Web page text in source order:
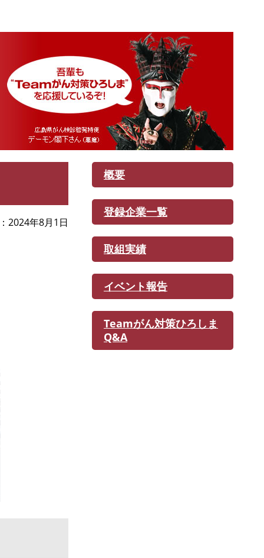
2024年8月1日
概要
登録企業一覧
取組実績
イベント報告
Teamがん対策ひろしま
Q&A